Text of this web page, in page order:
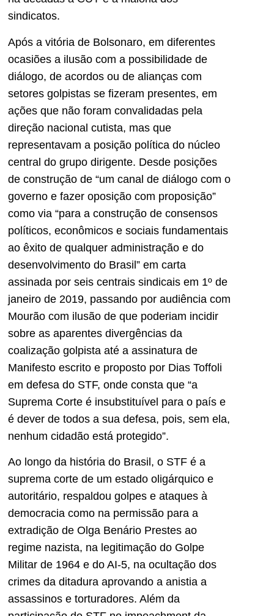
sindicatos.
Após a vitória de Bolsonaro, em diferentes
ocasiões a ilusão com a possibilidade de
diálogo, de acordos ou de alianças com
setores golpistas se fizeram presentes, em
ações que não foram convalidadas pela
direção nacional cutista, mas que
representavam a posição política do núcleo
central do grupo dirigente. Desde posições
de construção de “um canal de diálogo com o
governo e fazer oposição com proposição”
como via “para a construção de consensos
políticos, econômicos e sociais fundamentais
ao êxito de qualquer administração e do
desenvolvimento do Brasil” em carta
assinada por seis centrais sindicais em 1º de
janeiro de 2019, passando por audiência com
Mourão com ilusão de que poderiam incidir
sobre as aparentes divergências da
coalização golpista até a assinatura de
Manifesto escrito e proposto por Dias Toffoli
em defesa do STF, onde consta que “a
Suprema Corte é insubstituível para o país e
é dever de todos a sua defesa, pois, sem ela,
nenhum cidadão está protegido”.
Ao longo da história do Brasil, o STF é a
suprema corte de um estado oligárquico e
autoritário, respaldou golpes e ataques à
democracia como na permissão para a
extradição de Olga Benário Prestes ao
regime nazista, na legitimação do Golpe
Militar de 1964 e do AI-5, na ocultação dos
crimes da ditadura aprovando a anistia a
assassinos e torturadores. Além da